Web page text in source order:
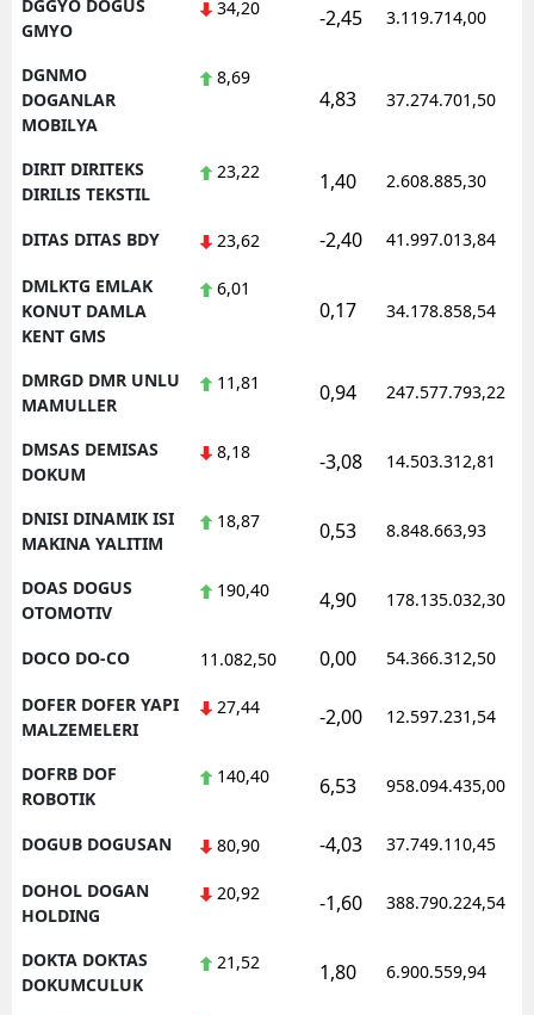
DGGYO DOGUS
GMYO
34,20 -2,45 3.119.714,00
DGNMO
DOGANLAR
MOBILYA
8,69
4,83 37.274.701,50
DIRIT DIRITEKS
DIRILIS TEKSTIL
23,22 1,40 2.608.885,30
DITAS DITAS BDY 23,62 -2,40 41.997.013,84
DMLKTG EMLAK
KONUT DAMLA
KENT GMS
6,01
0,17 34.178.858,54
DMRGD DMR UNLU
MAMULLER
11,81 0,94 247.577.793,22
DMSAS DEMISAS
DOKUM
8,18 -3,08 14.503.312,81
DNISI DINAMIK ISI
MAKINA YALITIM
18,87 0,53 8.848.663,93
DOAS DOGUS
OTOMOTIV
190,40 4,90 178.135.032,30
DOCO DO-CO 11.082,50 0,00 54.366.312,50
DOFER DOFER YAPI
MALZEMELERI
27,44 -2,00 12.597.231,54
DOFRB DOF
ROBOTIK
140,40 6,53 958.094.435,00
DOGUB DOGUSAN 80,90 -4,03 37.749.110,45
DOHOL DOGAN
HOLDING
20,92 -1,60 388.790.224,54
DOKTA DOKTAS
DOKUMCULUK
21,52 1,80 6.900.559,94